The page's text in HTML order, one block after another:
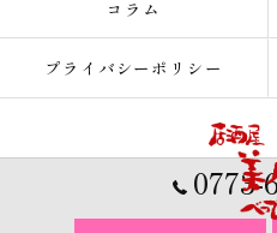
0773-
コラム
プライバシーポリシー